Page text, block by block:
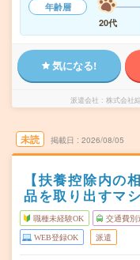
年齢層
20代
気になる!
派遣会社 株式会社
未読 掲載日 2026/08/05
【扶養控除内の
品を取り出すマ
職種未経験OK 交通費別
WEB登録OK 派遣